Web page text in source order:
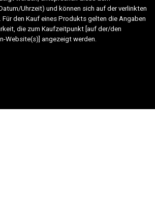
Uhrzeit) und können sich auf der verlinkten
Für den Kauf eines Produkts gelten die Angaben
die zum Kaufzeitpunkt [auf der/den
Website(s)] angezeigt werden.